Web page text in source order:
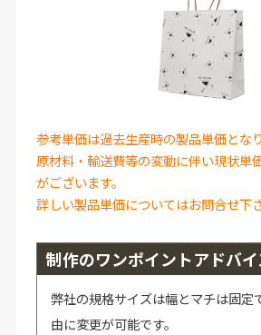
参考単価は過去生産時の製品単価となり
原材料・輸送費等の変動に伴い現状単
がございます。
詳しい製品単価についてはお問合せ下さ
制作のワンポイントアドバイ
弊社の規格サイズは幅とマチは固定
由に変更が可能です。